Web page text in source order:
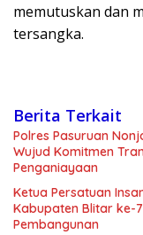
memutuskan dan
tersangka.
Berita Terkait
Polres Pasuruan
Wujud Komitmen
Penganiayaan
Ketua Persatuan
Kabupaten Blitar ke-
Pembangunan